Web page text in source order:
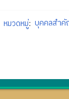
หมวดหมู่: บุคคลสำคั